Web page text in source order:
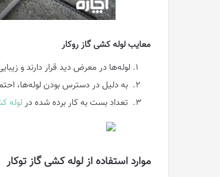
معایب لوله کشی گاز روکار
لوله‌ها در معرض دید قرار دارند و
به دلیل در دسترس بودن لوله‌ها،
تعداد بست به کار برده شده درلوله
موارد استفاده از لوله کشی گاز توکار